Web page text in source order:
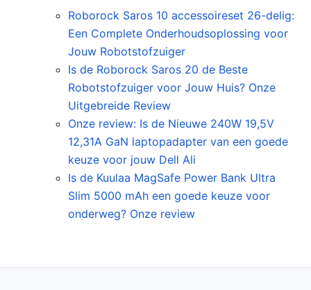
Roborock Saros 10 accessoireset 26-delig:
Een Complete Onderhoudsoplossing voor
Jouw Robotstofzuiger
Is de Roborock Saros 20 de Beste
Robotstofzuiger voor Jouw Huis? Onze
Uitgebreide Review
Onze review: Is de Nieuwe 240W 19,5V
12,31A GaN laptopadapter van een goede
keuze voor jouw Dell Ali
Is de Kuulaa MagSafe Power Bank Ultra
Slim 5000 mAh een goede keuze voor
onderweg? Onze review